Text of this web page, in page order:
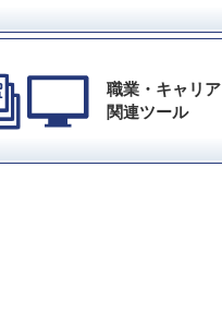
職業・キャリア
関連ツール